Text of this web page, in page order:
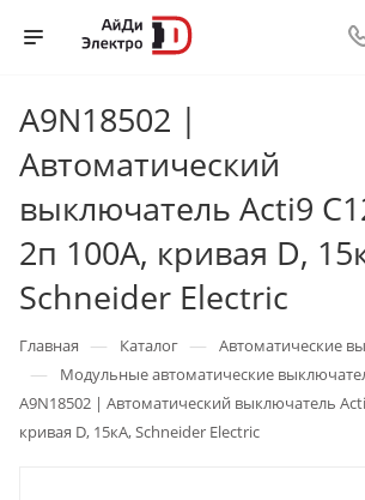
A9N18502 |
Автоматический
выключатель Acti9
2п 100А, кривая D,
Schneider Electric
Главная — Каталог — Автоматические
— Модульные автоматические
A9N18502 | Автоматический выключатель
кривая D, 15кА, Schneider Electric